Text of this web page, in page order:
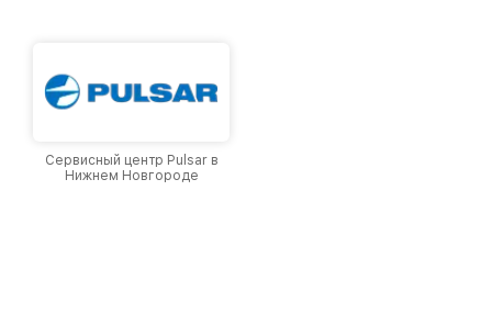
Сервисный центр Pulsar в
Нижнем Новгороде